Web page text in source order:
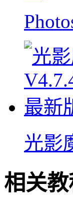
光影
相关